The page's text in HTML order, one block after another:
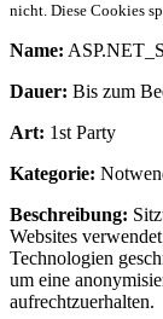
nicht. Diese Cookies
Name:
Dauer: Bis zum
Art: 1st Party
Kategorie:
Beschreibung:
Websites
Technologien
um eine
aufrechtzuerhalten.